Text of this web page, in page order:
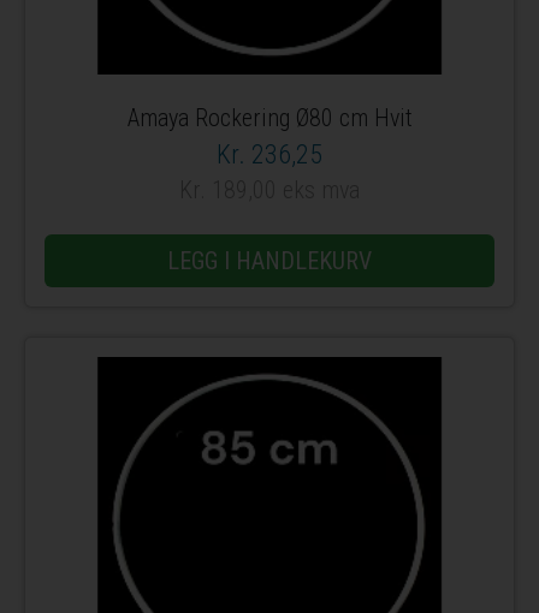
Amaya Rockering Ø80 cm Hvit
Kr. 236,25
LEGG I HANDLEKURV